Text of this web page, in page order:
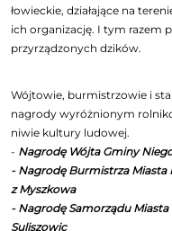
łowieckie, działające na
ich organizację. I tym razem
przyrządzonych dzików.
Wójtowie, burmistrzowie i
nagrody wyróżnionym
niwie kultury ludowej.
- Nagrodę Wójta Gminy
- Nagrodę Burmistrza Miasta
z Myszkowa
- Nagrodę Samorządu
Suliszowic